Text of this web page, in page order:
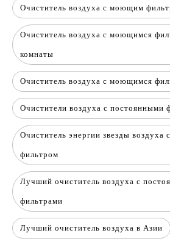
Очиститель воздуха с моющим
Очиститель воздуха с моющимся
комнаты
Очиститель воздуха с моющимся
Очистители воздуха с постоянными
Очиститель энергии звезды
фильтром
Лучший очиститель воздуха с
фильтрами
Лучший очиститель воздуха в Азии